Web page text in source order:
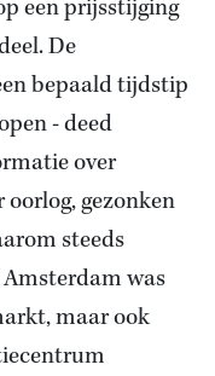
een prijsstijging
De
bepaald tijdstip
- deed
over
gezonken
steeds
was
maar ook